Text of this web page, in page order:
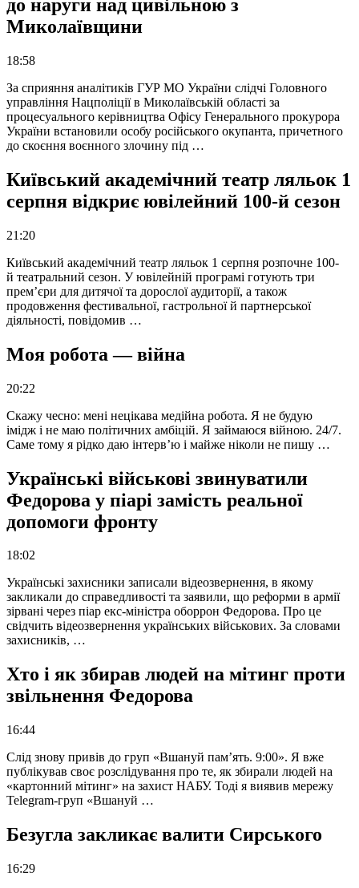
до наруги над цивільною з
Миколаївщини
18:58
За сприяння аналітиків ГУР МО України слідчі Головного
управління Нацполіції в Миколаївській області за
процесуального керівництва Офісу Генерального прокурора
України встановили особу російського окупанта, причетного
до скоєння воєнного злочину під …
Київський академічний театр ляльок 1
серпня відкриє ювілейний 100-й сезон
21:20
Київський академічний театр ляльок 1 серпня розпочне 100-
й театральний сезон. У ювілейній програмі готують три
прем’єри для дитячої та дорослої аудиторії, а також
продовження фестивальної, гастрольної й партнерської
діяльності, повідомив …
Моя робота — війна
20:22
Скажу чесно: мені нецікава медійна робота. Я не будую
імідж і не маю політичних амбіцій. Я займаюся війною. 24/7.
Саме тому я рідко даю інтерв’ю і майже ніколи не пишу …
Українські військові звинуватили
Федорова у піарі замість реальної
допомоги фронту
18:02
Українські захисники записали відеозвернення, в якому
закликали до справедливості та заявили, що реформи в армії
зірвані через піар екс-міністра оборрон Федорова. Про це
свідчить відеозвернення українських військових. За словами
захисників, …
Хто і як збирав людей на мітинг проти
звільнення Федорова
16:44
Слід знову привів до груп «Вшануй пам’ять. 9:00». Я вже
публікував своє розслідування про те, як збирали людей на
«картонний мітинг» на захист НАБУ. Тоді я виявив мережу
Telegram-груп «Вшануй …
Безугла закликає валити Сирського
16:29